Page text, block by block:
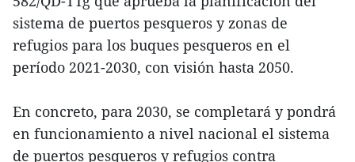
sistema de puertos pesqueros y zonas de
refugios para los buques pesqueros en el
período 2021-2030, con visión hasta 2050.
En concreto, para 2030, se completará y pondrá
en funcionamiento a nivel nacional el sistema
de puertos pesqueros y refugios contra